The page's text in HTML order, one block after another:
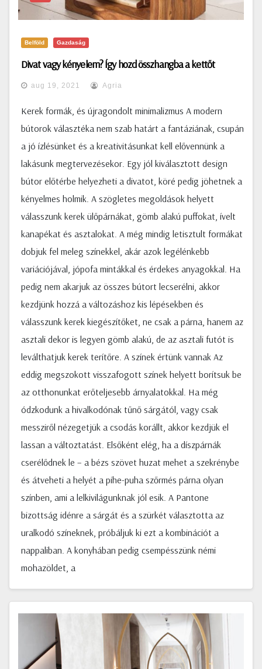
Belföld Gazdaság
Divat vagy kényelem? Így hozd összhangba a kettőt
aug 19, 2021 Agria
Kerek formák, és újragondolt minimalizmus A modern
bútorok választéka nem szab határt a fantáziának, csupán
a jó ízlésünket és a kreativitásunkat kell elővennünk a
lakásunk megtervezésekor. Egy jól kiválasztott design
bútor előtérbe helyezheti a divatot, köré pedig jöhetnek a
kényelmes holmik. A szögletes megoldások helyett
válasszunk kerek ülőpárnákat, gömb alakú puffokat, ívelt
kanapékat és asztalokat. A még mindig letisztult formákat
dobjuk fel meleg színekkel, akár azok legélénkebb
variációjával, jópofa mintákkal és érdekes anyagokkal. Ha
pedig nem akarjuk az összes bútort lecserélni, akkor
kezdjünk hozzá a változáshoz kis lépésekben és
válasszunk kerek kiegészítőket, ne csak a párna, hanem az
asztali dekor is legyen gömb alakú, de az asztali futót is
leválthatjuk kerek terítőre. A színek értünk vannak Az
eddig megszokott visszafogott színek helyett borítsuk be
az otthonunkat erőteljesebb árnyalatokkal. Ha még
ódzkodunk a hivalkodónak tűnő sárgától, vagy csak
messziről nézegetjük a csodás korállt, akkor kezdjük el
lassan a változtatást. Elsőként elég, ha a díszpárnák
cserélődnek le – a bézs szövet huzat mehet a szekrénybe
és átveheti a helyét a pihe-puha szőrmés párna olyan
színben, ami a lelkivilágunknak jól esik. A Pantone
bizottság idénre a sárgát és a szürkét választotta az
uralkodó színeknek, próbáljuk ki ezt a kombinációt a
nappaliban. A konyhában pedig csempésszünk némi
mohazöldet, a